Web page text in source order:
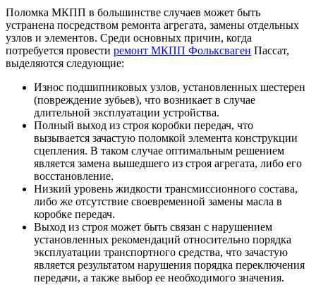
Поломка МКПП в большинстве случаев может быть
устранена посредством ремонта агрегата, замены отдельных
узлов и элементов. Среди основных причин, когда
потребуется провести ремонт МКПП Фольксваген Пассат,
выделяются следующие:
Износ подшипниковых узлов, установленных шестерен
(повреждение зубьев), что возникает в случае
длительной эксплуатации устройства.
Полный выход из строя коробки передач, что
вызывается зачастую поломкой элемента конструкции
сцепления. В таком случае оптимальным решением
является замена вышедшего из строя агрегата, либо его
восстановление.
Низкий уровень жидкости трансмиссионного состава,
либо же отсутствие своевременной замены масла в
коробке передач.
Выход из строя может быть связан с нарушением
установленных рекомендаций относительно порядка
эксплуатации транспортного средства, что зачастую
является результатом нарушения порядка переключения
передачи, а также выбор ее необходимого значения.